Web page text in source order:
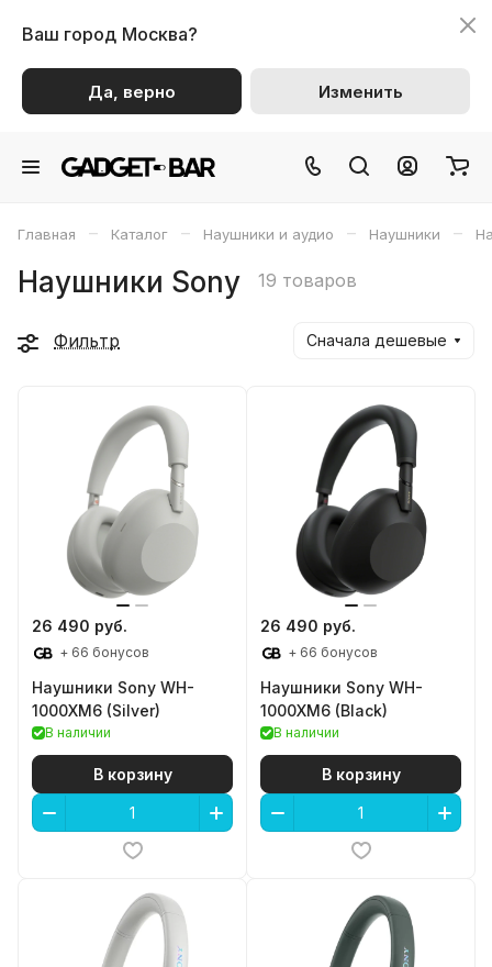
Ваш город Москва?
Да, верно Изменить
Главная – Каталог – Наушники и аудио – Наушники –
Наушники Sony 19 товаров
Фильтр Сначала дешевые
26 490 руб.
+ 66 бонусов
Наушники Sony WH-
1000XM6 (Silver)
В наличии
В корзину
26 490 руб.
+ 66 бонусов
Наушники Sony WH-
1000XM6 (Black)
В наличии
В корзину